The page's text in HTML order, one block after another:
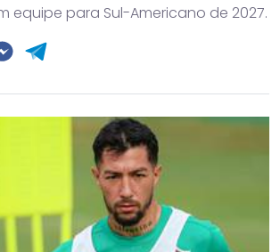
equipe para Sul-Americano de 2027.